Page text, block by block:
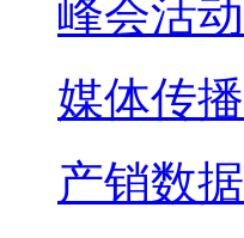
峰会活动
媒体传播
产销数据